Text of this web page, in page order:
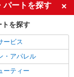
パートを探す
トを探す
ービス
・アパレル
ーティー